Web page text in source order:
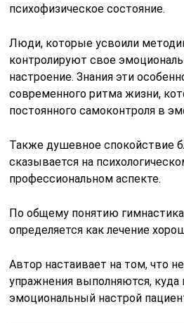
психофизическое состояние.
Люди, которые усвоили
контролируют свое
настроение. Знания эти
современного ритма жизни,
постоянного самоконтроля в
Также душевное спокойствие
сказывается на
профессиональном аспекте.
По общему понятию
определяется как лечение
Автор настаивает на том, что
упражнения выполняются, куда
эмоциональный настрой